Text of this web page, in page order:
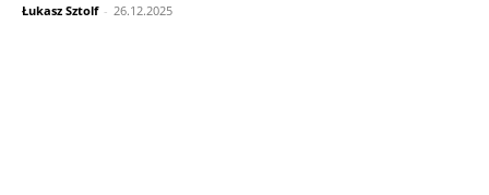
Łukasz Sztolf - 26.12.2025